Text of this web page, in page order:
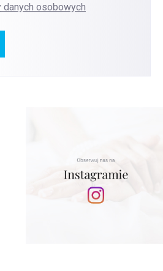
danych osobowych